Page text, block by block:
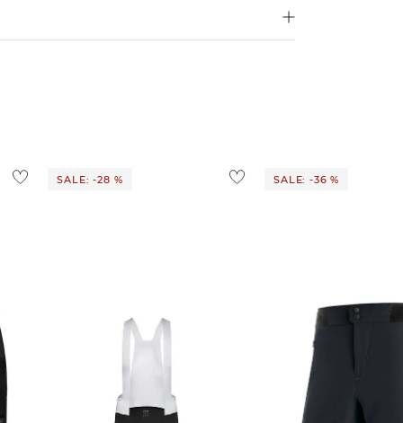
Ausland findest duhier
SALE: -28 % SALE: -36 %